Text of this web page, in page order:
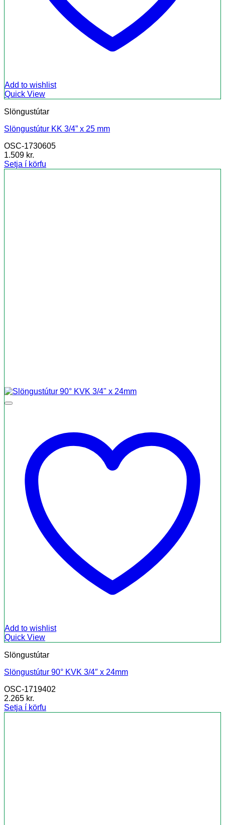
Add to wishlist
Quick View
Slöngustútar
Slöngustútur KK 3/4” x 25 mm
OSC-1730605
1.509 kr.
Setja í körfu
Add to wishlist
Quick View
Slöngustútar
Slöngustútur 90° KVK 3/4″ x 24mm
OSC-1719402
2.265 kr.
Setja í körfu